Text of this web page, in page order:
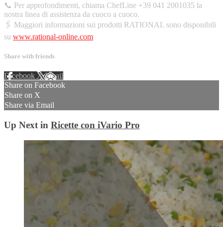
📞 Per approfondimenti, chiama ChefLine +39 041 2001035 la
nostra linea di assistenza da cuoco a cuoco.
🖇️ Maggiori informazioni sui prodotti RATIONAL sono disponibili
su www.rational-online.com
Share with friends
Facebook XEmail
Share on Facebook
Share on X
Share via Email
Up Next in Ricette con iVario Pro